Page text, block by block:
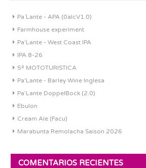
Pa´Lante - APA (0alcV1.0)
Farmhouse experiment
Pa'Lante - West Coast IPA
IPA 8-26
5ª MOTOTURISTICA
Pa'Lante - Barley Wine Inglesa
Pa’Lante DoppelBock (2.0)
Ebulon
Cream Ale (Facu)
Marabunta Remolacha Saison 2026
COMENTARIOS RECIENTES